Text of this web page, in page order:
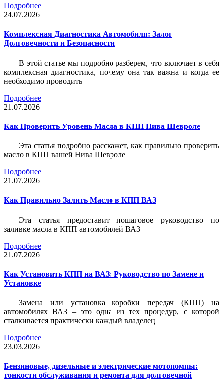
Подробнее
24.07.2026
Комплексная Диагностика Автомобиля: Залог
Долговечности и Безопасности
В этой статье мы подробно разберем, что включает в себя
комплексная диагностика, почему она так важна и когда ее
необходимо проводить
Подробнее
21.07.2026
Как Проверить Уровень Масла в КПП Нива Шевроле
Эта статья подробно расскажет, как правильно проверить
масло в КПП вашей Нива Шевроле
Подробнее
21.07.2026
Как Правильно Залить Масло в КПП ВАЗ
Эта статья предоставит пошаговое руководство по
заливке масла в КПП автомобилей ВАЗ
Подробнее
21.07.2026
Как Установить КПП на ВАЗ: Руководство по Замене и
Установке
Замена или установка коробки передач (КПП) на
автомобилях ВАЗ – это одна из тех процедур, с которой
сталкивается практически каждый владелец
Подробнее
23.03.2026
Бензиновые, дизельные и электрические мотопомпы:
тонкости обслуживания и ремонта для долговечной